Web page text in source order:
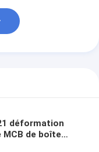
déformation
de boîte